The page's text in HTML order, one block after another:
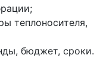
теплоносителя,
бюджет, сроки.